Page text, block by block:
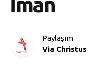
Paylaşım
Via Christus